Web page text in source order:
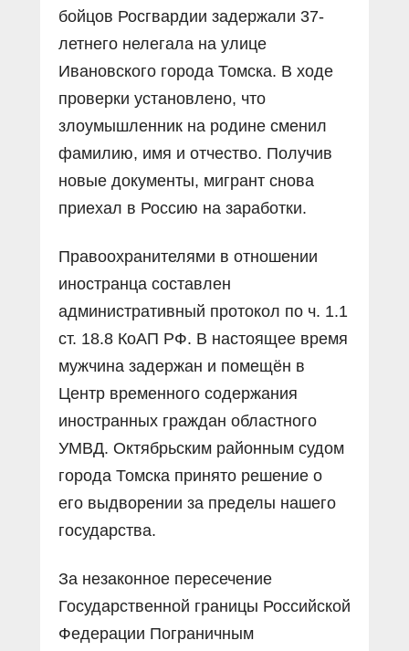
бойцов Росгвардии задержали 37-
летнего нелегала на улице
Ивановского города Томска. В ходе
проверки установлено, что
злоумышленник на родине сменил
фамилию, имя и отчество. Получив
новые документы, мигрант снова
приехал в Россию на заработки.
Правоохранителями в отношении
иностранца составлен
административный протокол по ч. 1.1
ст. 18.8 КоАП РФ. В настоящее время
мужчина задержан и помещён в
Центр временного содержания
иностранных граждан областного
УМВД. Октябрьским районным судом
города Томска принято решение о
его выдворении за пределы нашего
государства.
За незаконное пересечение
Государственной границы Российской
Федерации Пограничным